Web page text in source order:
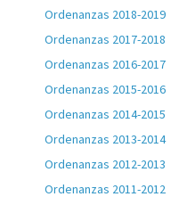
Ordenanzas 2018-2019
Ordenanzas 2017-2018
Ordenanzas 2016-2017
Ordenanzas 2015-2016
Ordenanzas 2014-2015
Ordenanzas 2013-2014
Ordenanzas 2012-2013
Ordenanzas 2011-2012